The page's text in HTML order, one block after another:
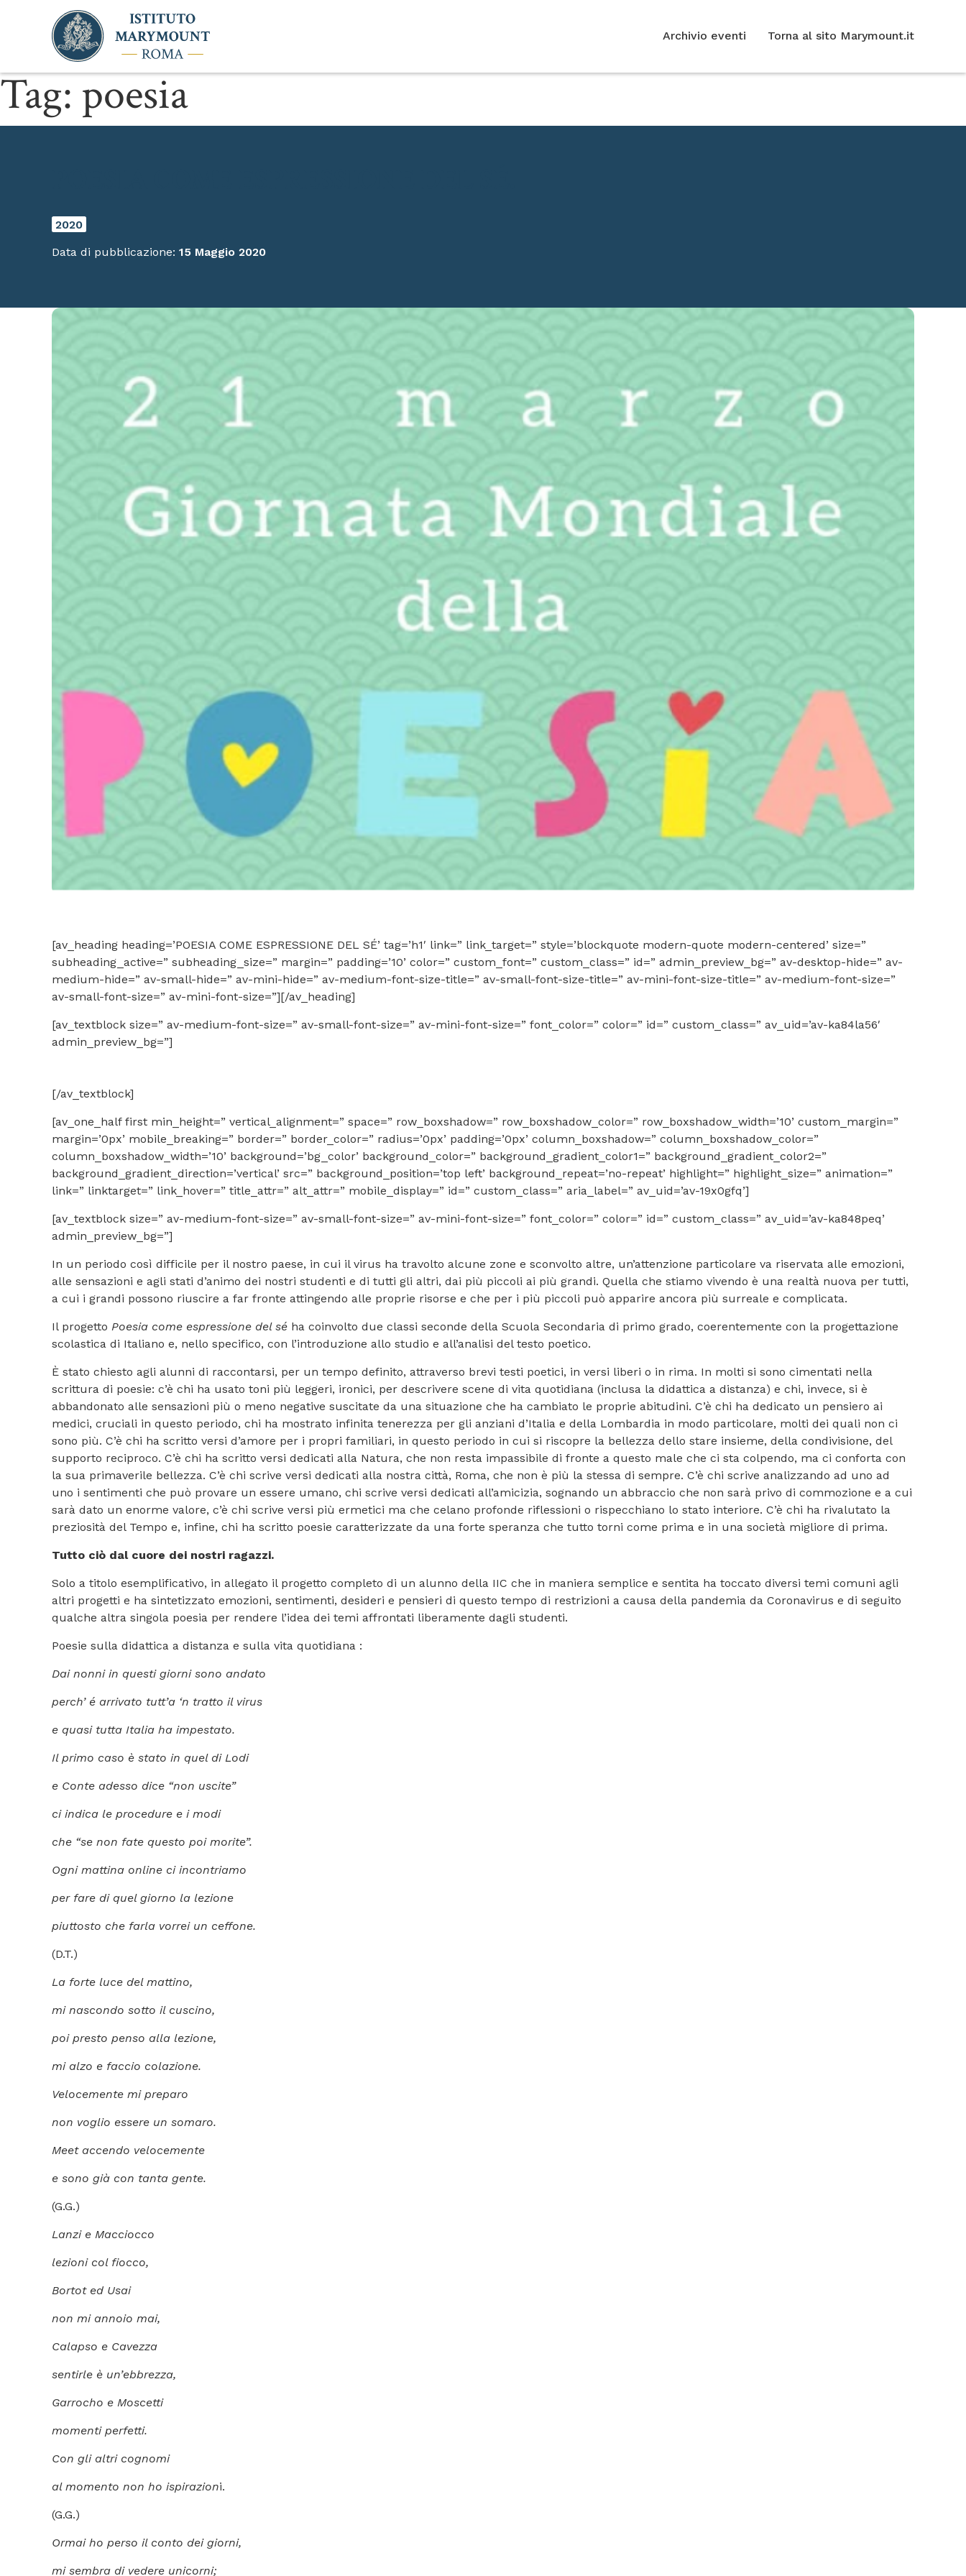
Archivio eventi Torna al sito Marymount.it
Tag: poesia
2020
Data di pubblicazione: 15 Maggio 2020
[av_heading heading=’POESIA COME ESPRESSIONE DEL SÉ’ tag=’h1′ link=” link_target=” style=’blockquote modern-quote modern-centered’ size=”
subheading_active=” subheading_size=” margin=” padding=’10’ color=” custom_font=” custom_class=” id=” admin_preview_bg=” av-desktop-hide=” av-
medium-hide=” av-small-hide=” av-mini-hide=” av-medium-font-size-title=” av-small-font-size-title=” av-mini-font-size-title=” av-medium-font-size=”
av-small-font-size=” av-mini-font-size=”][/av_heading]
[av_textblock size=” av-medium-font-size=” av-small-font-size=” av-mini-font-size=” font_color=” color=” id=” custom_class=” av_uid=’av-ka84la56′
admin_preview_bg=”]
[/av_textblock]
[av_one_half first min_height=” vertical_alignment=” space=” row_boxshadow=” row_boxshadow_color=” row_boxshadow_width=’10’ custom_margin=”
margin=’0px’ mobile_breaking=” border=” border_color=” radius=’0px’ padding=’0px’ column_boxshadow=” column_boxshadow_color=”
column_boxshadow_width=’10’ background=’bg_color’ background_color=” background_gradient_color1=” background_gradient_color2=”
background_gradient_direction=’vertical’ src=” background_position=’top left’ background_repeat=’no-repeat’ highlight=” highlight_size=” animation=”
link=” linktarget=” link_hover=” title_attr=” alt_attr=” mobile_display=” id=” custom_class=” aria_label=” av_uid=’av-19x0gfq’]
[av_textblock size=” av-medium-font-size=” av-small-font-size=” av-mini-font-size=” font_color=” color=” id=” custom_class=” av_uid=’av-ka848peq’
admin_preview_bg=”]
In un periodo così difficile per il nostro paese, in cui il virus ha travolto alcune zone e sconvolto altre, un’attenzione particolare va riservata alle emozioni,
alle sensazioni e agli stati d’animo dei nostri studenti e di tutti gli altri, dai più piccoli ai più grandi. Quella che stiamo vivendo è una realtà nuova per tutti,
a cui i grandi possono riuscire a far fronte attingendo alle proprie risorse e che per i più piccoli può apparire ancora più surreale e complicata.
Il progetto Poesia come espressione del sé ha coinvolto due classi seconde della Scuola Secondaria di primo grado, coerentemente con la progettazione
scolastica di Italiano e, nello specifico, con l’introduzione allo studio e all’analisi del testo poetico.
È stato chiesto agli alunni di raccontarsi, per un tempo definito, attraverso brevi testi poetici, in versi liberi o in rima. In molti si sono cimentati nella
scrittura di poesie: c’è chi ha usato toni più leggeri, ironici, per descrivere scene di vita quotidiana (inclusa la didattica a distanza) e chi, invece, si è
abbandonato alle sensazioni più o meno negative suscitate da una situazione che ha cambiato le proprie abitudini. C’è chi ha dedicato un pensiero ai
medici, cruciali in questo periodo, chi ha mostrato infinita tenerezza per gli anziani d’Italia e della Lombardia in modo particolare, molti dei quali non ci
sono più. C’è chi ha scritto versi d’amore per i propri familiari, in questo periodo in cui si riscopre la bellezza dello stare insieme, della condivisione, del
supporto reciproco. C’è chi ha scritto versi dedicati alla Natura, che non resta impassibile di fronte a questo male che ci sta colpendo, ma ci conforta con
la sua primaverile bellezza. C’è chi scrive versi dedicati alla nostra città, Roma, che non è più la stessa di sempre. C’è chi scrive analizzando ad uno ad
uno i sentimenti che può provare un essere umano, chi scrive versi dedicati all’amicizia, sognando un abbraccio che non sarà privo di commozione e a cui
sarà dato un enorme valore, c’è chi scrive versi più ermetici ma che celano profonde riflessioni o rispecchiano lo stato interiore. C’è chi ha rivalutato la
preziosità del Tempo e, infine, chi ha scritto poesie caratterizzate da una forte speranza che tutto torni come prima e in una società migliore di prima.
Tutto ciò dal cuore dei nostri ragazzi.
Solo a titolo esemplificativo, in allegato il progetto completo di un alunno della IIC che in maniera semplice e sentita ha toccato diversi temi comuni agli
altri progetti e ha sintetizzato emozioni, sentimenti, desideri e pensieri di questo tempo di restrizioni a causa della pandemia da Coronavirus e di seguito
qualche altra singola poesia per rendere l’idea dei temi affrontati liberamente dagli studenti.
Poesie sulla didattica a distanza e sulla vita quotidiana :
Dai nonni in questi giorni sono andato
perch’ é arrivato tutt’a ‘n tratto il virus
e quasi tutta Italia ha impestato.
Il primo caso è stato in quel di Lodi
e Conte adesso dice “non uscite”
ci indica le procedure e i modi
che “se non fate questo poi morite”.
Ogni mattina online ci incontriamo
per fare di quel giorno la lezione
piuttosto che farla vorrei un ceffone.
(D.T.)
La forte luce del mattino,
mi nascondo sotto il cuscino,
poi presto penso alla lezione,
mi alzo e faccio colazione.
Velocemente mi preparo
non voglio essere un somaro.
Meet accendo velocemente
e sono già con tanta gente.
(G.G.)
Lanzi e Macciocco
lezioni col fiocco,
Bortot ed Usai
non mi annoio mai,
Calapso e Cavezza
sentirle è un’ebbrezza,
Garrocho e Moscetti
momenti perfetti.
Con gli altri cognomi
al momento non ho ispirazioni.
(G.G.)
Ormai ho perso il conto dei giorni,
mi sembra di vedere unicorni;